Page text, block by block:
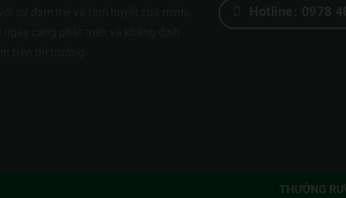
Hotline: 0978
THƯỞNG